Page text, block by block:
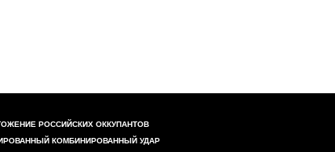
РОССИЙСКИХ ОККУПАНТОВ
КОМБИНИРОВАННЫЙ УДАР